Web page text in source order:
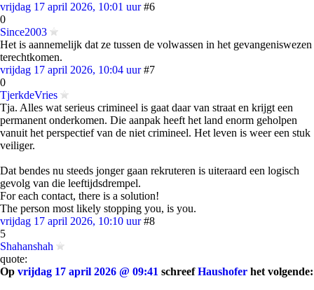
vrijdag 17 april 2026, 10:01 uur #6
0
Since2003
Het is aannemelijk dat ze tussen de volwassen in het gevangeniswezen
terechtkomen.
vrijdag 17 april 2026, 10:04 uur #7
0
TjerkdeVries
Tja. Alles wat serieus crimineel is gaat daar van straat en krijgt een
permanent onderkomen. Die aanpak heeft het land enorm geholpen
vanuit het perspectief van de niet crimineel. Het leven is weer een stuk
veiliger.
Dat bendes nu steeds jonger gaan rekruteren is uiteraard een logisch
gevolg van die leeftijdsdrempel.
For each contact, there is a solution!
The person most likely stopping you, is you.
vrijdag 17 april 2026, 10:10 uur #8
5
Shahanshah
quote:
Op vrijdag 17 april 2026 @ 09:41 schreefHaushofer het volgende: